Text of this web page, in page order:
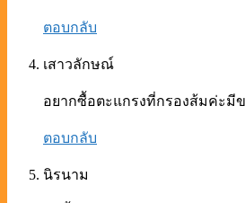
ตอบกลับ
เสาวลักษณ์
อยากซื้อตะแกรงที่กรองส้มค่ะมี
ตอบกลับ
นิรนาม